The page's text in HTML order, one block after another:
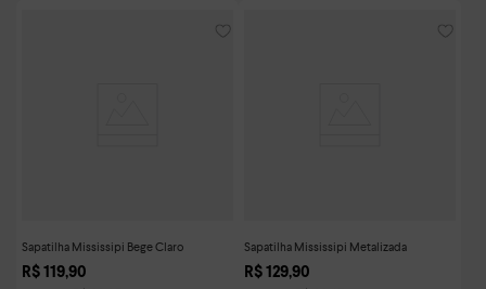
Sapatilha Mississipi Bege Claro
R$ 119,90
Sapatilha Mississipi Metalizada
R$ 129,90